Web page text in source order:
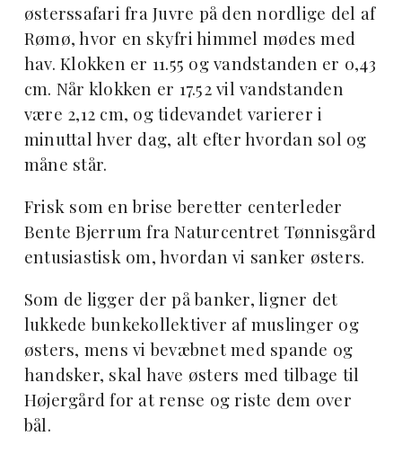
østerssafari fra Juvre på den nordlige del af
Rømø, hvor en skyfri himmel mødes med
hav. Klokken er 11.55 og vandstanden er 0,43
cm. Når klokken er 17.52 vil vandstanden
være 2,12 cm, og tidevandet varierer i
minuttal hver dag, alt efter hvordan sol og
måne står.
Frisk som en brise beretter centerleder
Bente Bjerrum fra Naturcentret Tønnisgård
entusiastisk om, hvordan vi sanker østers.
Som de ligger der på banker, ligner det
lukkede bunkekollektiver af muslinger og
østers, mens vi bevæbnet med spande og
handsker, skal have østers med tilbage til
Højergård for at rense og riste dem over
bål.